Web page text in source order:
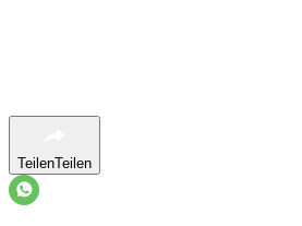
TeilenTeilen